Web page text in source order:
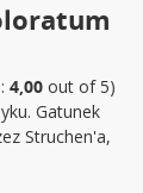
4,00 out of 5)
Gatunek
Struchen'a,